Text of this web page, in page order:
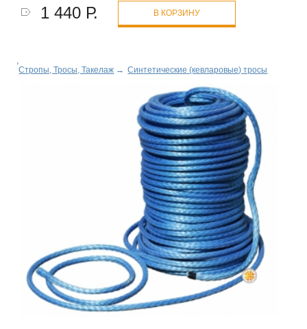
1 440 Р. В КОРЗИНУ
Стропы, Тросы, Такелаж → Синтетические (кевларовые) тросы